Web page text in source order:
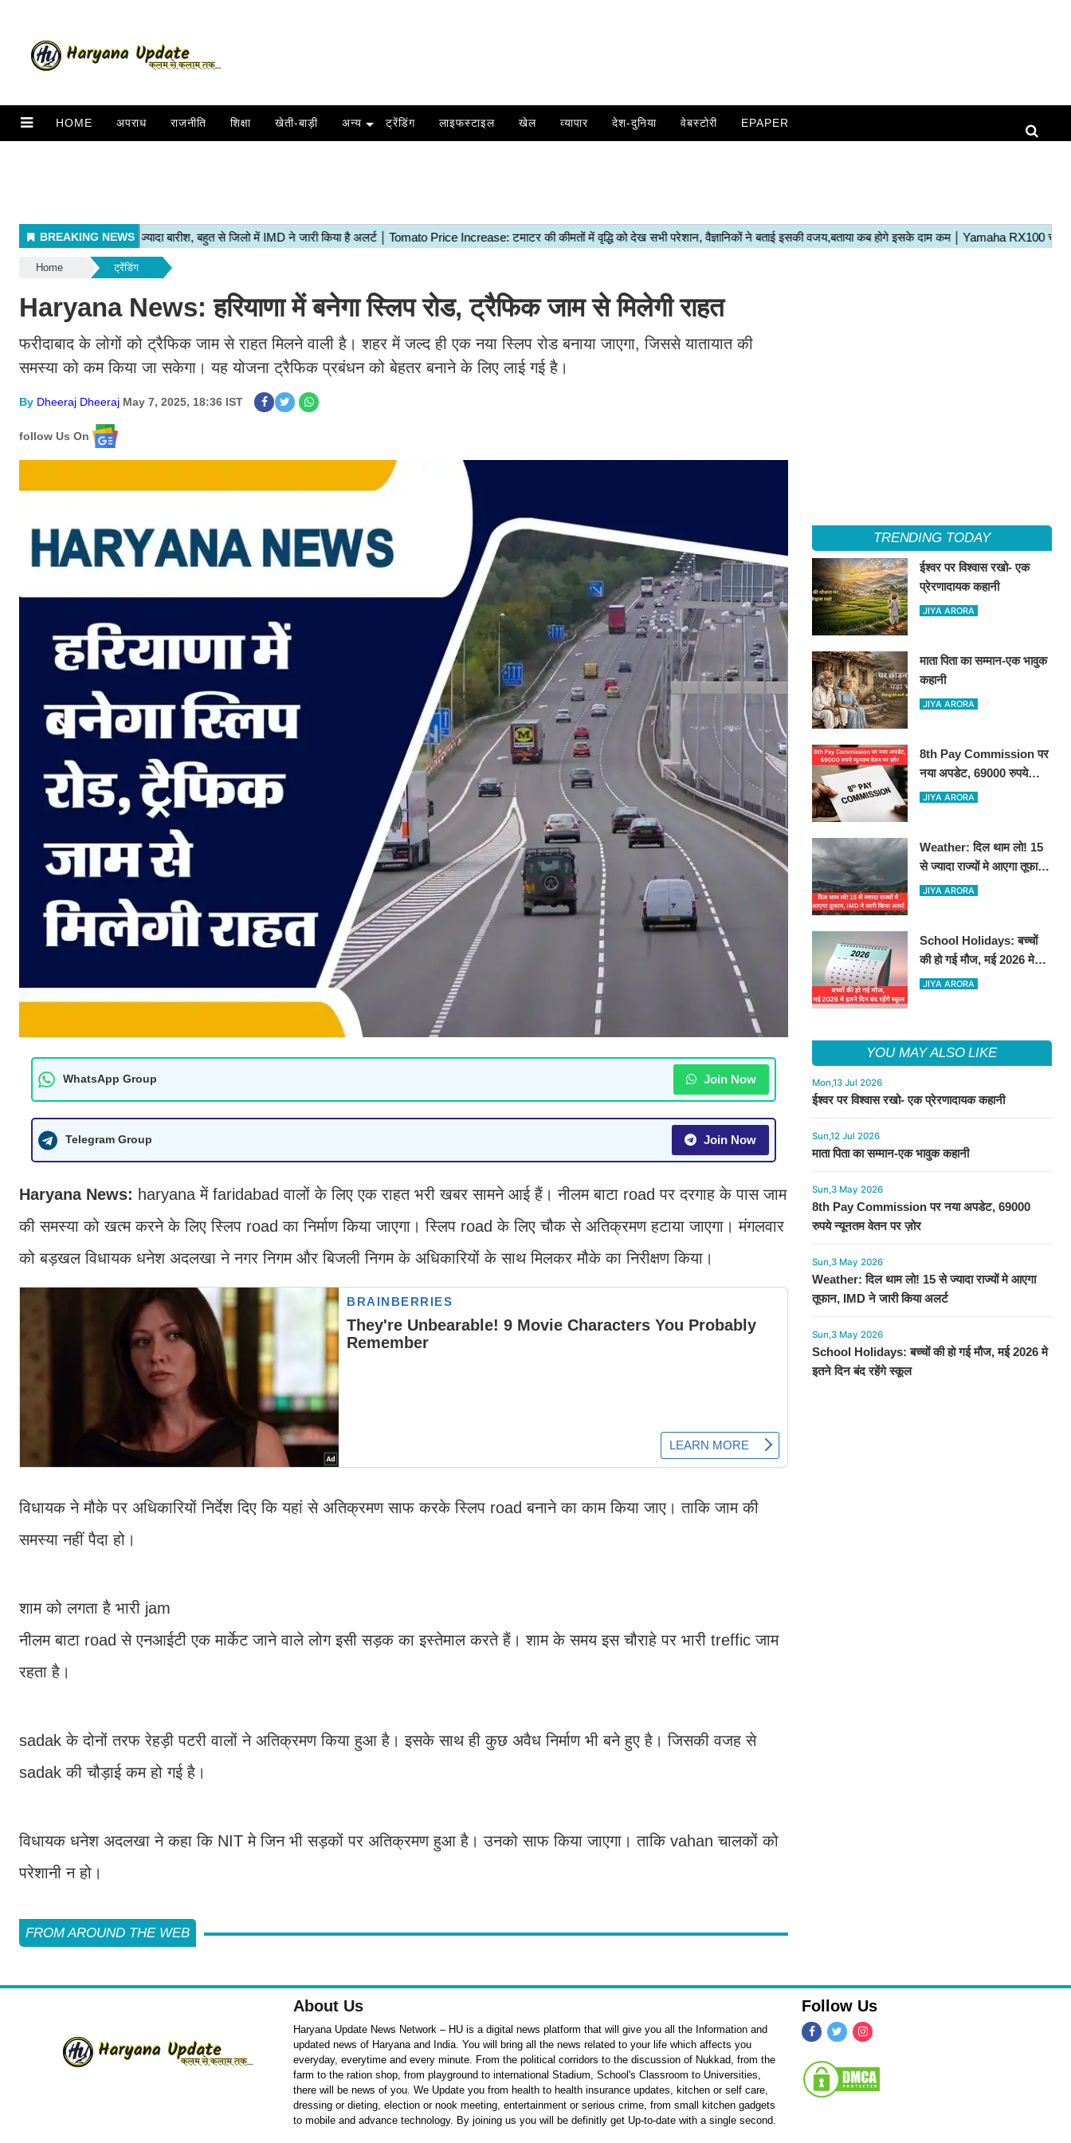
HOME अपराध राजनीति शिक्षा खेती-बाड़ी अन्य ट्रेंडिंग लाइफस्टाइल खेल व्यापार देश-दुनिया वेबस्टोरी EPAPER
Home ट्रेंडिंग
Haryana News: हरियाणा में बनेगा स्लिप रोड, ट्रैफिक जाम से मिलेगी राहत
फरीदाबाद के लोगों को ट्रैफिक जाम से राहत मिलने वाली है। शहर में जल्द ही एक नया स्लिप रोड बनाया जाएगा, जिससे यातायात की
समस्या को कम किया जा सकेगा। यह योजना ट्रैफिक प्रबंधन को बेहतर बनाने के लिए लाई गई है।
By Dheeraj Dheeraj May 7, 2025, 18:36 IST
follow Us On
WhatsApp Group Join Now
Telegram Group Join Now
Haryana News: haryana में faridabad वालों के लिए एक राहत भरी खबर सामने आई हैं। नीलम बाटा road पर दरगाह के पास जाम
की समस्या को खत्म करने के लिए स्लिप road का निर्माण किया जाएगा। स्लिप road के लिए चौक से अतिक्रमण हटाया जाएगा। मंगलवार
को बड़खल विधायक धनेश अदलखा ने नगर निगम और बिजली निगम के अधिकारियों के साथ मिलकर मौके का निरीक्षण किया।
विधायक ने मौके पर अधिकारियों निर्देश दिए कि यहां से अतिक्रमण साफ करके स्लिप road बनाने का काम किया जाए। ताकि जाम की
समस्या नहीं पैदा हो।
शाम को लगता है भारी jam
नीलम बाटा road से एनआईटी एक मार्केट जाने वाले लोग इसी सड़क का इस्तेमाल करते हैं। शाम के समय इस चौराहे पर भारी treffic जाम
रहता है।
sadak के दोनों तरफ रेहड़ी पटरी वालों ने अतिक्रमण किया हुआ है। इसके साथ ही कुछ अवैध निर्माण भी बने हुए है। जिसकी वजह से
sadak की चौड़ाई कम हो गई है।
विधायक धनेश अदलखा ने कहा कि NIT मे जिन भी सड़कों पर अतिक्रमण हुआ है। उनको साफ किया जाएगा। ताकि vahan चालकों को
परेशानी न हो।
FROM AROUND THE WEB
TRENDING TODAY
ईश्वर पर विश्वास रखो- एक
प्रेरणादायक कहानी
JIYA ARORA
माता पिता का सम्मान-एक भावुक
कहानी
JIYA ARORA
8th Pay Commission पर
नया अपडेट, 69000 रुपये
न्यूनतम वेतन पर ज़ोर
JIYA ARORA
Weather: दिल थाम लो! 15
से ज्यादा राज्यों मे आएगा तूफान,
IMD ने जारी किया अलर्ट
JIYA ARORA
School Holidays: बच्चों
की हो गई मौज, मई 2026 मे
इतने दिन बंद रहेंगे स्कूल
JIYA ARORA
YOU MAY ALSO LIKE
Mon,13 Jul 2026
ईश्वर पर विश्वास रखो- एक प्रेरणादायक कहानी
Sun,12 Jul 2026
माता पिता का सम्मान-एक भावुक कहानी
Sun,3 May 2026
8th Pay Commission पर नया अपडेट, 69000
रुपये न्यूनतम वेतन पर ज़ोर
Sun,3 May 2026
Weather: दिल थाम लो! 15 से ज्यादा राज्यों मे आएगा
तूफान, IMD ने जारी किया अलर्ट
Sun,3 May 2026
School Holidays: बच्चों की हो गई मौज, मई 2026 मे
इतने दिन बंद रहेंगे स्कूल
About Us
Haryana Update News Network – HU is a digital news platform that will give you all the Information and
updated news of Haryana and India. You will bring all the news related to your life which affects you
everyday, everytime and every minute. From the political corridors to the discussion of Nukkad, from the
farm to the ration shop, from playground to international Stadium, School's Classroom to Universities,
there will be news of you. We Update you from health to health insurance updates, kitchen or self care,
dressing or dieting, election or nook meeting, entertainment or serious crime, from small kitchen gadgets
to mobile and advance technology. By joining us you will be definitly get Up-to-date with a single second.
Follow Us